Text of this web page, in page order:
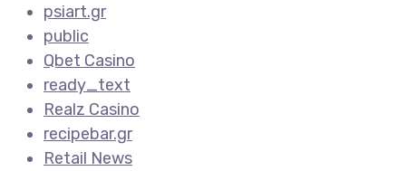
psiart.gr
public
Qbet Casino
ready_text
Realz Casino
recipebar.gr
Retail News